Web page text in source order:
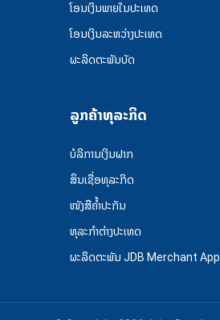
ໂອນເງິນພາຍໃນປະເທດ
ໂອນເງິນລະຫວ່າງປະເທດ
ຜະລິດຕະພັນບັດ
ລູກຄ້າທຸລະກິດ
ບໍລິການເງິນຝາກ
ສຶນເຊື່ອທຸລະກິດ
ໜັງສືຄໍ້າປະກັນ
ທຸລະກຳຕ່າງປະເທດ
ຜະລິດຕະພັນ JDB Merchant App